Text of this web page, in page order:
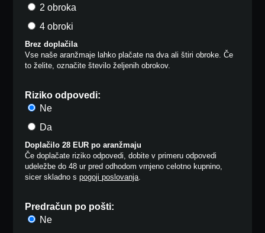
2 obroka
4 obroki
Brez doplačila
Vse naše aranžmaje lahko plačate na dva ali štiri obroke. Če
to želite, označite število željenih obrokov.
Riziko odpovedi:
Ne
Da
Doplačilo 28 EUR po aranžmaju
Če doplačate riziko odpovedi, dobite v primeru odpovedi
udeležbe do 48 ur pred odhodom vrnjeno celotno kupnino,
sicer skladno spogoji poslovanja.
Predračun po pošti:
Ne